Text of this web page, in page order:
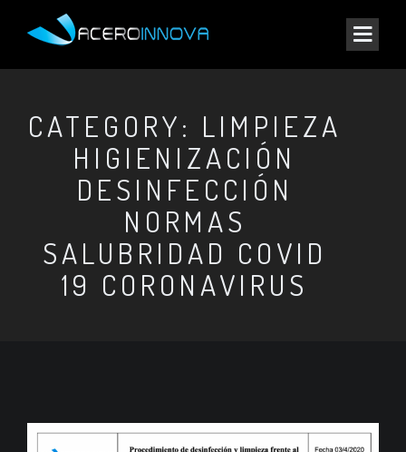
CATEGORY: LIMPIEZA
HIGIENIZACIÓN
DESINFECCIÓN
NORMAS
SALUBRIDAD COVID
19 CORONAVIRUS